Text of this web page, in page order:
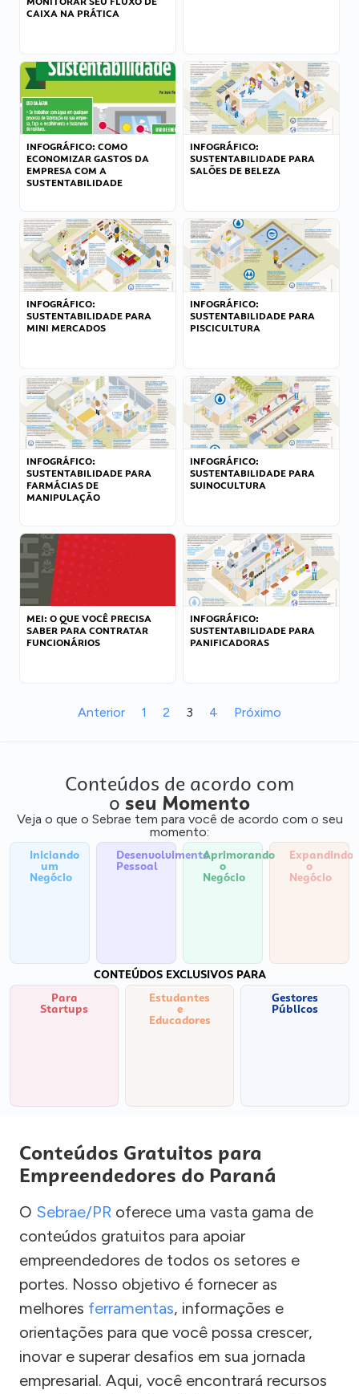
CAIXA NA PRÁTICA
INFOGRÁFICO: COMO
ECONOMIZAR GASTOS DA
EMPRESA COM A
SUSTENTABILIDADE
INFOGRÁFICO:
SUSTENTABILIDADE PARA
SALÕES DE BELEZA
INFOGRÁFICO:
SUSTENTABILIDADE PARA
MINI MERCADOS
INFOGRÁFICO:
SUSTENTABILIDADE PARA
PISCICULTURA
INFOGRÁFICO:
SUSTENTABILIDADE PARA
FARMÁCIAS DE
MANIPULAÇÃO
INFOGRÁFICO:
SUSTENTABILIDADE PARA
SUINOCULTURA
MEI: O QUE VOCÊ PRECISA
SABER PARA CONTRATAR
FUNCIONÁRIOS
INFOGRÁFICO:
SUSTENTABILIDADE PARA
PANIFICADORAS
Anterior 1 2 3 4 Próximo
Conteúdos de acordo com
o seu Momento
Veja o que o Sebrae tem para você de acordo com o seu
momento:
Iniciando
um
Negócio
Desenvolvimento
Pessoal
Aprimorando
o
Negócio
Expandindo
o
Negócio
CONTEÚDOS EXCLUSIVOS PARA
Para
Startups
Estudantes
e
Educadores
Gestores
Públicos
Conteúdos Gratuitos para
Empreendedores do Paraná
O Sebrae/PR oferece uma vasta gama de
conteúdos gratuitos para apoiar
empreendedores de todos os setores e
portes. Nosso objetivo é fornecer as
melhores ferramentas, informações e
orientações para que você possa crescer,
inovar e superar desafios em sua jornada
empresarial. Aqui, você encontrará recursos